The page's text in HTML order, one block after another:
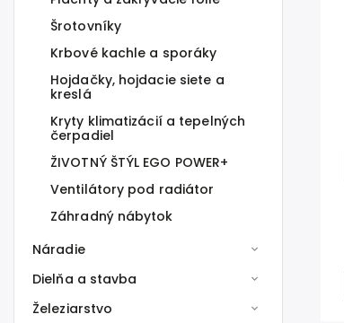
Šrotovníky
Krbové kachle a sporáky
Hojdačky, hojdacie siete a
kreslá
Kryty klimatizácií a tepelných
čerpadiel
ŽIVOTNÝ ŠTÝL EGO POWER+
Ventilátory pod radiátor
Záhradný nábytok
Náradie
Dielňa a stavba
Železiarstvo